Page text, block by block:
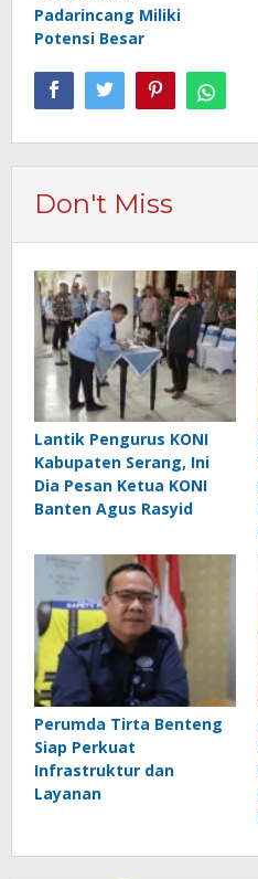
Padarincang Miliki
Potensi Besar
Don't Miss
Lantik Pengurus KONI
Kabupaten Serang, Ini
Dia Pesan Ketua KONI
Banten Agus Rasyid
Perumda Tirta Benteng
Siap Perkuat
Infrastruktur dan
Layanan